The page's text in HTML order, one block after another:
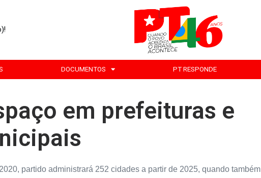
DOCUMENTOS PT RESPONDE
em prefeituras e
partido administrará 252 cidades a partir de 2025, quando também